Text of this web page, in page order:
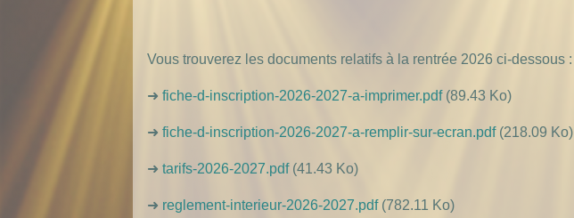
Vous trouverez les documents relatifs à la rentrée 2026 ci-dessous :
➜fiche-d-inscription-2026-2027-a-imprimer.pdf(89.43 Ko)
➜fiche-d-inscription-2026-2027-a-remplir-sur-ecran.pdf(218.09 Ko)
➜tarifs-2026-2027.pdf(41.43 Ko)
➜ reglement-interieur-2026-2027.pdf(782.11 Ko)